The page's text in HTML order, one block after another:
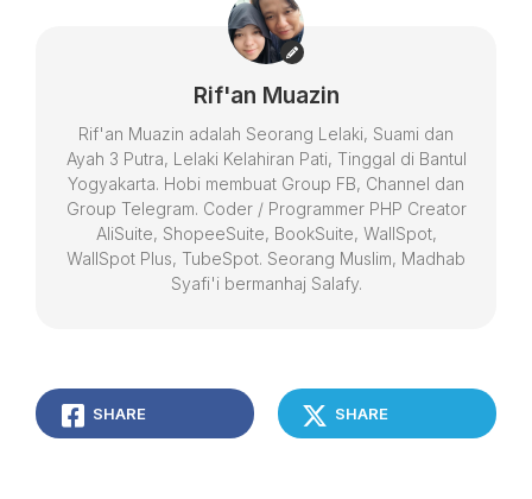
Rif'an Muazin
Rif'an Muazin adalah Seorang Lelaki, Suami dan
Ayah 3 Putra, Lelaki Kelahiran Pati, Tinggal di Bantul
Yogyakarta. Hobi membuat Group FB, Channel dan
Group Telegram. Coder / Programmer PHP Creator
AliSuite, ShopeeSuite, BookSuite, WallSpot,
WallSpot Plus, TubeSpot. Seorang Muslim, Madhab
Syafi'i bermanhaj Salafy.
SHARE SHARE